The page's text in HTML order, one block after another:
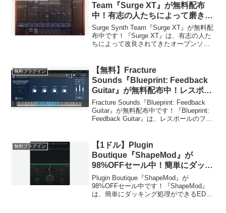
Team『Surge XT』が無料配布
中！有志の人たちによって磨き上
げられたオープンソースのハイブ
リッドシンセサイザープラグイ
ン！
Surge Synth Team『Surge XT』が無料配
布中です！『Surge XT』は、有志の人た
ちによって改良されてきたオープンソー
ットと700個以上のウェ...
無料プラグイン
【無料】Fracture
Sounds『Blueprint: Feedback
Guitar』が無料配布中！レスポー
ルのフィードバック音をキャプチ
ャした便利なギターパッド音源！
Fracture Sounds『Blueprint: Feedback
Guitar』が無料配布中です！『Blueprint:
Feedback Guitar』は、レスポールのフィ
無料プラグイン
【1ドル】Plugin
Boutique『ShapeMod』が
98%OFFセール中！簡単にダッキ
ング処理ができるEDMに最適な
ダッキングプラグイン！
Plugin Boutique『ShapeMod』が
98%OFFセール中です！『ShapeMod』
は、簡単にダッキング処理ができるEDM